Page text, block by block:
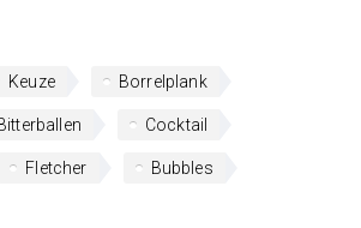
Keuze Borrelplank
Cocktail
Fletcher Bubbles